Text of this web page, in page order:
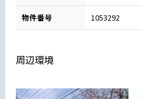
物件番号 1053292
周辺環境